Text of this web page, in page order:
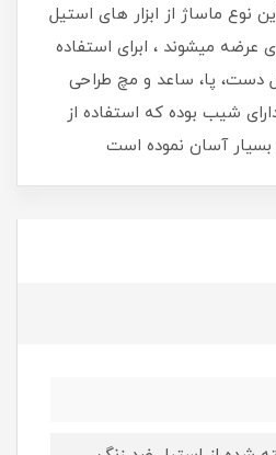
نوع ماساژ از ابزار های استیل
در ست 6 عددی عرضه میشوند ، ابرای استفاده
دست، پا، ساعد و مچ طراحی
شیب بوده که استفاده از
بسیار آسان نموده است